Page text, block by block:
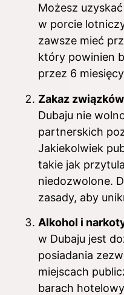
Możesz
w porcie
zawsze mieć
który powinien
przez 6
Zakaz
Dubaju nie
partnerskich
Jakiekolwiek
takie jak
niedozwolone.
zasady, aby
Alkohol i
w Dubaju jest
posiadania
miejscach
barach